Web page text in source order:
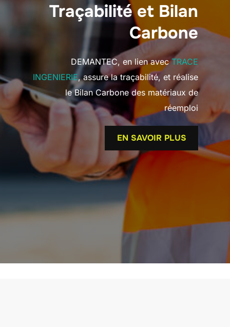
Traçabilité et Bilan
Carbone
DEMANTEC, en lien avecTRACE
INGENIERIE, assure la traçabilité, et réalise
le Bilan Carbone des matériaux de
réemploi
EN SAVOIR PLUS